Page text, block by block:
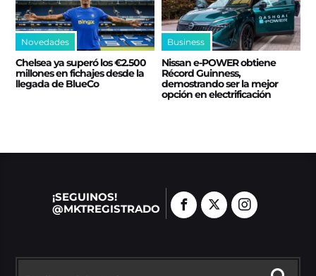
Novedades
Chelsea ya superó los €2.500
millones en fichajes desde la
llegada de BlueCo
Business
Nissan e‑POWER obtiene
Récord Guinness,
demostrando ser la mejor
opción en electrificación
¡SEGUINOS!
@MKTREGISTRADO